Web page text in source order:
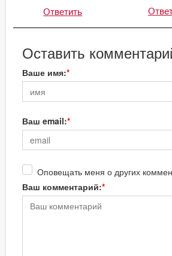
Ответить
Оставить
Ваше имя:
Ваш email:
Оповещать меня о других
Ваш комментарий: